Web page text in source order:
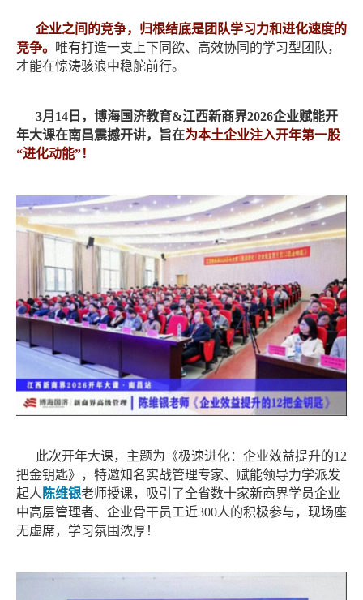
企业之间的竞争，归根结底是团队学习力和进化速度的
竞争。
唯有打造一支上下同欲、高效协同的学习型团队，
才能在惊涛骇浪中稳舵前行。
3月14日，博海国济教育&江西新商界2026企业赋能开
年大课在南昌震撼开讲，旨在为本土企业注入开年第一股
“进化动能”！
此次开年大课，主题为《极速进化：企业效益提升的12
把金钥匙》，特邀知名实战管理专家、赋能领导力学派发
起人 陈维银老师授课，吸引了全省数十家新商界学员企业
中高层管理者、企业骨干员工近300人的积极参与，现场座
无虚席，学习氛围浓厚！